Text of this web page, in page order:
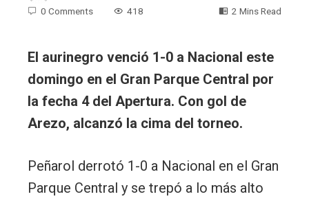
0 Comments
418 2 Mins Read
El aurinegro venció 1-0 a Nacional este
domingo en el Gran Parque Central por
la fecha 4 del Apertura. Con gol de
Arezo, alcanzó la cima del torneo.
Peñarol derrotó 1-0 a Nacional en el Gran
Parque Central y se trepó a lo más alto